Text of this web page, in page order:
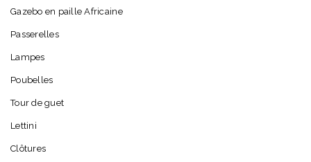
Gazebo en paille Africaine
Passerelles
Lampes
Poubelles
Tour de guet
Lettini
Clôtures